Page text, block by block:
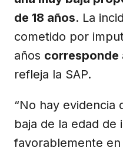
de 18 años. La
cometido por
años corresponde
refleja la SAP.
“No hay evidencia
baja de la edad de
favorablemente